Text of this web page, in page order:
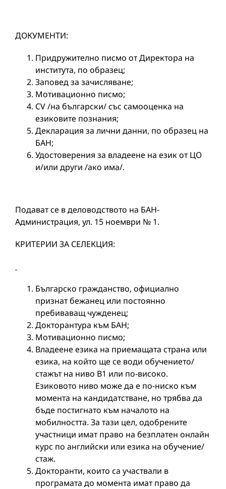
ДОКУМЕНТИ:
Придружително писмо от Директора на
института, по образец;
Заповед за зачисляване;
Мотивационно писмо;
CV /на български/ със самооценка на
езиковите познания;
Декларация за лични данни, по образец на
БАН;
Удостоверения за владеене на език от ЦО
и/или други /ако има/.
Подават се в деловодството на БАН-
Администрация, ул. 15 ноември № 1.
КРИТЕРИИ ЗА СЕЛЕКЦИЯ:
Българско гражданство, официално
признат бежанец или постоянно
пребиваващ чужденец;
Докторантура към БАН;
Мотивационно писмо;
Владеене езика на приемащата страна или
езика, на който ще се води обучението/
стажът на ниво В1 или по-високо.
Езиковото ниво може да е по-ниско към
момента на кандидатстване, но трябва да
бъде постигнато към началото на
мобилността. За тази цел, одобрените
участници имат право на безплатен онлайн
курс по английски или езика на обучение/
стаж.
Докторанти, които са участвали в
програмата до момента имат право да